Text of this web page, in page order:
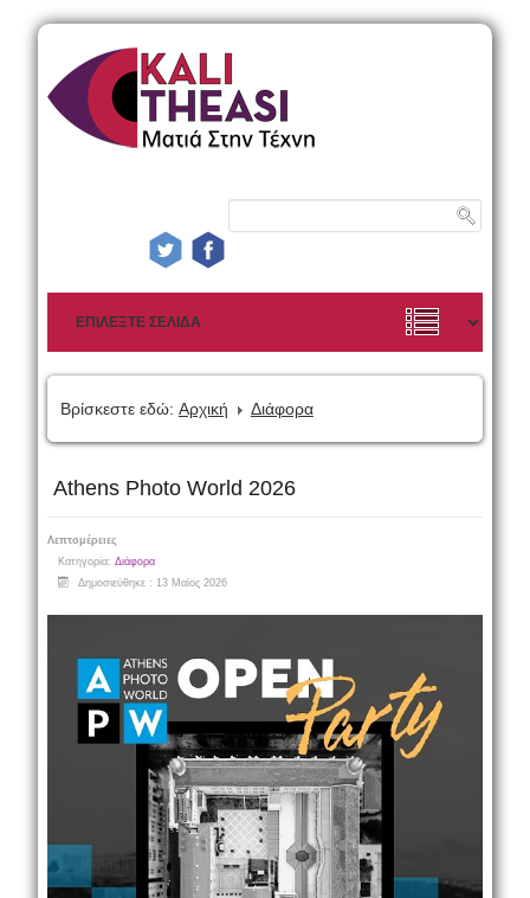
Βρίσκεστε εδώ: Αρχική Διάφορα
Athens Photo World 2026
Λεπτομέρειες
Κατηγορία: Διάφορα
Δημοσιεύθηκε : 13 Μαϊος 2026